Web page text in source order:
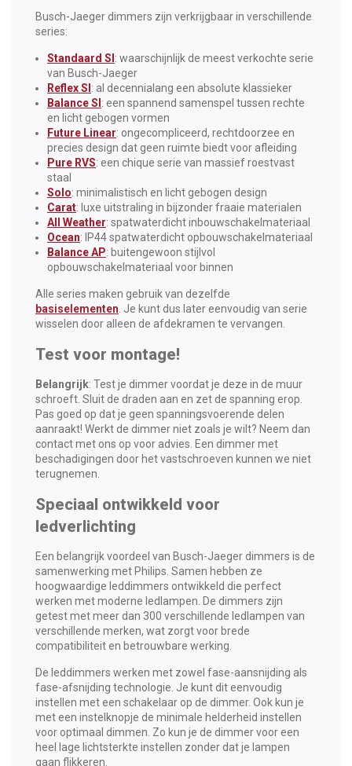
Busch-Jaeger dimmers zijn verkrijgbaar in verschillende
series:
Standaard SI : waarschijnlijk de meest verkochte serie
van Busch-Jaeger
Reflex SI : al decennialang een absolute klassieker
Balance SI : een spannend samenspel tussen rechte
en licht gebogen vormen
Future Linear: ongecompliceerd, rechtdoorzee en
precies design dat geen ruimte biedt voor afleiding
Pure RVS: een chique serie van massief roestvast
staal
Solo: minimalistisch en licht gebogen design
Carat: luxe uitstraling in bijzonder fraaie materialen
All Weather: spatwaterdicht inbouwschakelmateriaal
Ocean: IP44 spatwaterdicht opbouwschakelmateriaal
Balance AP: buitengewoon stijlvol
opbouwschakelmateriaal voor binnen
Alle series maken gebruik van dezelfde
basiselementen . Je kunt dus later eenvoudig van serie
wisselen door alleen de afdekramen te vervangen.
Test voor montage!
Belangrijk: Test je dimmer voordat je deze in de muur
schroeft. Sluit de draden aan en zet de spanning erop.
Pas goed op dat je geen spanningsvoerende delen
aanraakt! Werkt de dimmer niet zoals je wilt? Neem dan
contact met ons op voor advies. Een dimmer met
beschadigingen door het vastschroeven kunnen we niet
terugnemen.
Speciaal ontwikkeld voor
ledverlichting
Een belangrijk voordeel van Busch-Jaeger dimmers is de
samenwerking met Philips. Samen hebben ze
hoogwaardige leddimmers ontwikkeld die perfect
werken met moderne ledlampen. De dimmers zijn
getest met meer dan 300 verschillende ledlampen van
verschillende merken, wat zorgt voor brede
compatibiliteit en betrouwbare werking.
De leddimmers werken met zowel fase-aansnijding als
fase-afsnijding technologie. Je kunt dit eenvoudig
instellen met een schakelaar op de dimmer. Ook kun je
met een instelknopje de minimale helderheid instellen
voor optimaal dimmen. Zo kun je de dimmer voor een
heel lage lichtsterkte instellen zonder dat je lampen
gaan flikkeren.